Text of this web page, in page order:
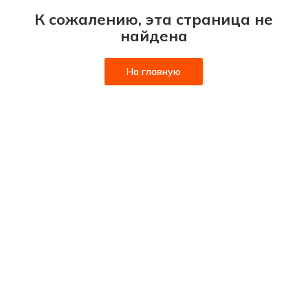
К сожалению, эта страница не
найдена
На главную